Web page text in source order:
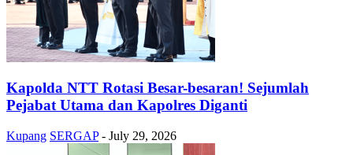
Kapolda NTT Rotasi Besar-besaran! Sejumlah
Pejabat Utama dan Kapolres Diganti
Kupang SERGAP - July 29, 2026